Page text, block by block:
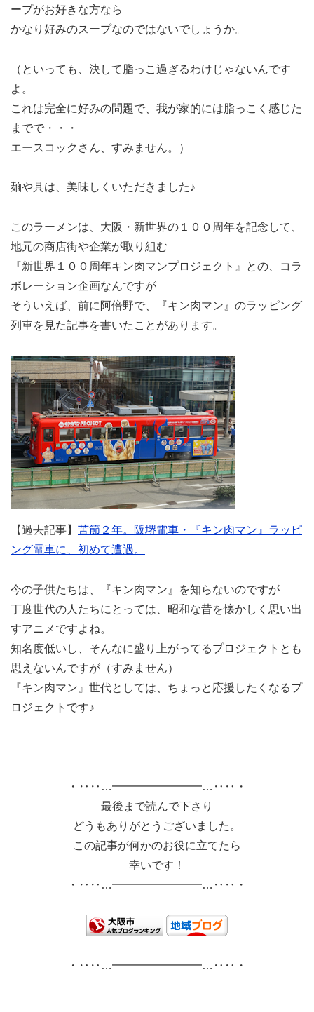
ープがお好きな方なら
かなり好みのスープなのではないでしょうか。
（といっても、決して脂っこ過ぎるわけじゃないんです
よ。
これは完全に好みの問題で、我が家的には脂っこく感じた
までで・・・
エースコックさん、すみません。）
麺や具は、美味しくいただきました♪
このラーメンは、大阪・新世界の１００周年を記念して、
地元の商店街や企業が取り組む
『新世界１００周年キン肉マンプロジェクト』との、コラ
ボレーション企画なんですが
そういえば、前に阿倍野で、『キン肉マン』のラッピング
列車を見た記事を書いたことがあります。
【過去記事】 苦節２年。阪堺電車・『キン肉マン』ラッピ
ング電車に、初めて遭遇。
今の子供たちは、『キン肉マン』を知らないのですが
丁度世代の人たちにとっては、昭和な昔を懐かしく思い出
すアニメですよね。
知名度低いし、そんなに盛り上がってるプロジェクトとも
思えないんですが（すみません）
『キン肉マン』世代としては、ちょっと応援したくなるプ
ロジェクトです♪
・‥‥…━━━━━━━━…‥‥・
最後まで読んで下さり
どうもありがとうございました。
この記事が何かのお役に立てたら
幸いです！
・‥‥…━━━━━━━━…‥‥・
・‥‥…━━━━━━━━…‥‥・